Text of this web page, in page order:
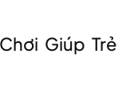
Giúp Trẻ